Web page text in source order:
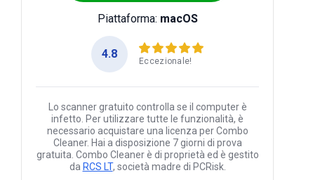
Piattaforma: macOS
4.8
Eccezionale!
Lo scanner gratuito controlla se il computer è
infetto. Per utilizzare tutte le funzionalità, è
necessario acquistare una licenza per Combo
Cleaner. Hai a disposizione 7 giorni di prova
gratuita. Combo Cleaner è di proprietà ed è gestito
da RCS LT, società madre di PCRisk.